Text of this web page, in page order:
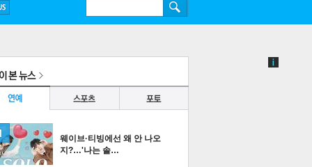
웨이브·티빙에선 왜 안 나오
지?…'나는 솔…